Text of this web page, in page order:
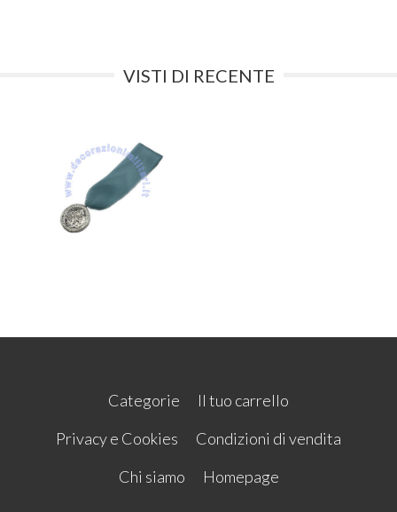
VISTI DI RECENTE
Categorie
Il tuo carrello
Privacy e Cookies
Condizioni di vendita
Chi siamo
Homepage